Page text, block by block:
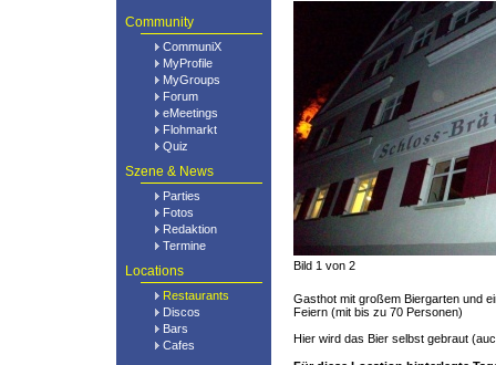
Community
CommuniX
MyProfile
MyGroups
Forum
eMeetings
Flohmarkt
Quiz
Szene & News
Parties
Fotos
Redaktion
Termine
Locations
Restaurants
Discos
Bars
Cafes
Bild 1 von 2
Gasthot mit großem Biergarten und
Feiern (mit bis zu 70 Personen)
Hier wird das Bier selbst gebraut